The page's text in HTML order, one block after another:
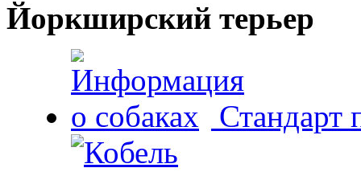
Йоркширский терьер